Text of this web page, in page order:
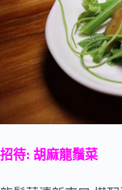
招待: 胡麻龍鬚菜